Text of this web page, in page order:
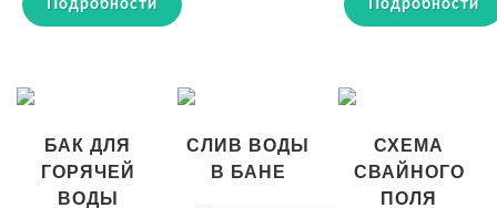
Подробности Подробности
БАК ДЛЯ
ГОРЯЧЕЙ
ВОДЫ
СЛИВ ВОДЫ
В БАНЕ
СХЕМА
СВАЙНОГО
ПОЛЯ